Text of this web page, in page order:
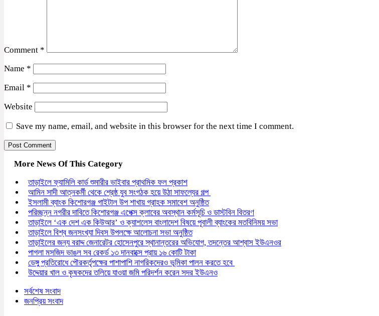
Comment *
Name *
Email *
Website
Save my name, email, and website in this browser for the next time I comment.
More News Of This Category
তাড়াইলে ফ্যামিলি কার্ড শুমারীর ভাইবার প্রাথমিক ফল প্রকাশ
আমিন সাদী আত্নকর্মী থেকে শ্রেষ্ঠ যুব সংগঠক হয়ে উঠা সাফল্যের গল্প
ইসলামী ব্যাংক কিশোরগঞ্জ গাইটাল উপ শাখায় গ্রাহক সমাবেশ অনুষ্ঠিত
পরিচ্ছন্ন নগরীর দাবিতে কিশোরগঞ্জ এপেক্স ক্লাবের অবস্থান কর্মসূচি ও ডাস্টবিন বিতরণ
তাড়াইলে ‘এক দেশ এক কিউআর’ ও ক্যাশলেস বাংলাদেশ বিষয়ে পূবালী ব্যাংকের মতবিনিময় সভা
তাড়াইলে বিশ্ব জনসংখ্যা দিবস উপলক্ষে আলোচনা সভা অনুষ্ঠিত
তাড়াইলের জন্য বরাদ্দ জেনারেটর হোসেনপুরে স্থানান্তরের অভিযোগ, তদন্তের আশ্বাস ইউএনওর
পাগলা মসজিদ ভাঙল সব রেকর্ড ১৩ দানবাক্সে প্রায় ১৬ কোটি টাকা
ডেঙ্গু প্রতিরোধে পৌরকর্তৃপক্ষের পাশাপাশি নাগরিকদেরও ভূমিকা পালন করতে হবে
উদ্দেয়ার খাল ও কৃষকদের তলিয়ে যাওয়া জমি পরিদর্শন করেন সদর ইউএনও
সর্বশেষ সংবাদ
জনপ্রিয় সংবাদ